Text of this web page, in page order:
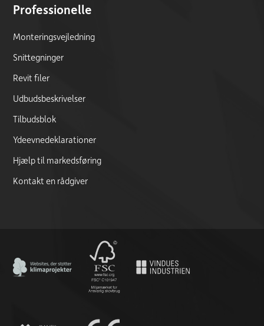
Professionelle
Monteringsvejledning
Snittegninger
Revit filer
Udbudsbeskrivelser
Tilbudsblok
Ydeevnedeklarationer
Hjælp til markedsføring
Kontakt en rådgiver
CO2 Neutral certificate